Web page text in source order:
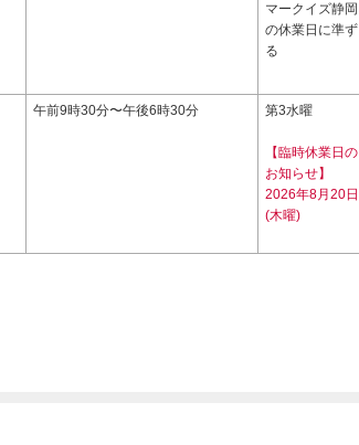
マークイズ静岡
の休業日に準ず
る
午前9時30分〜午後6時30分 第3水曜
【臨時休業日の
お知らせ】
2026年8月20日
(木曜)